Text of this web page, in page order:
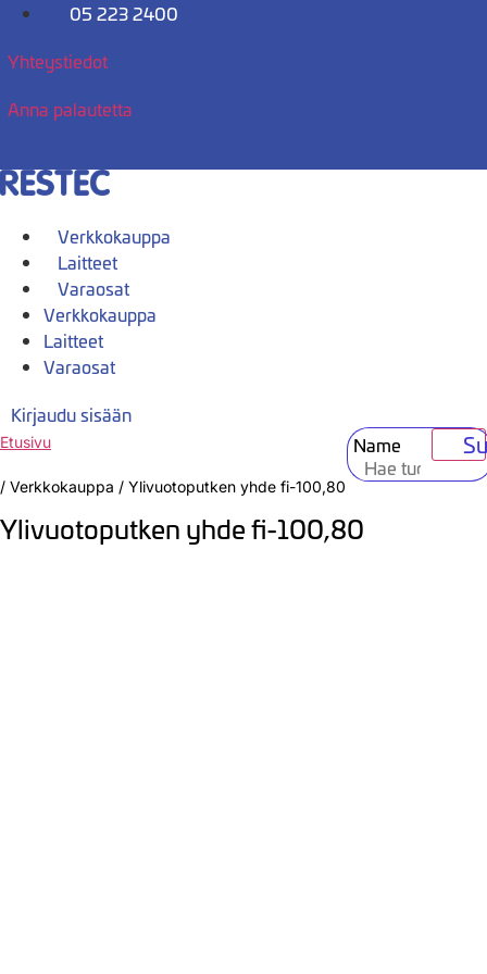
Mene
05 223 2400
Yhteystiedot
Anna palautetta
Verkkokauppa
Laitteet
Varaosat
Verkkokauppa
Laitteet
Varaosat
Kirjaudu sisään
Name
Etusivu
/ Verkkokauppa / Ylivuotoputken yhde fi-100,80
Ylivuotoputken yhde fi-100,80